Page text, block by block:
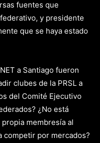
fuentes que
y presidente
que se haya estado
a Santiago fueron
clubes de la PRSL a
del Comité Ejecutivo
¿No está
membresía al
competir por mercados?